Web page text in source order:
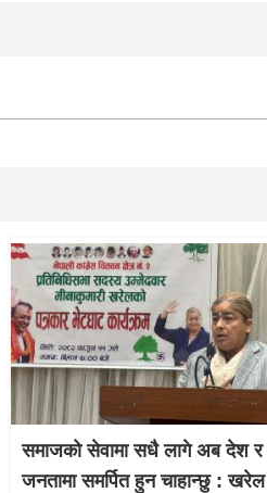
समाजको सेवामा सधै लागे अब देश र
जनतामा समर्पित हुन चाहान्छु : खरेल